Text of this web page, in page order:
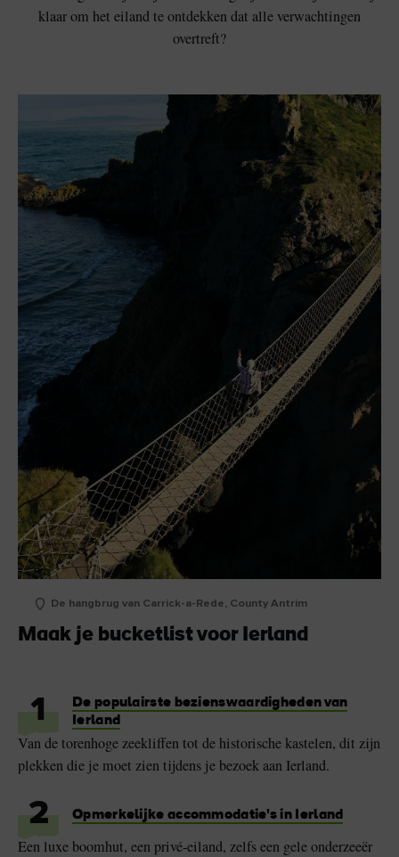
klaar om het eiland te ontdekken dat alle verwachtingen
overtreft?
De hangbrug van Carrick-a-Rede, County Antrim
Maak je bucketlist voor Ierland
1
De populairste bezienswaardigheden van
Ierland
Van de torenhoge zeekliffen tot de historische kastelen, dit zijn
plekken die je moet zien tijdens je bezoek aan Ierland.
2 Opmerkelijke accommodatie's in Ierland
Een luxe boomhut, een privé-eiland, zelfs een gele onderzeeër